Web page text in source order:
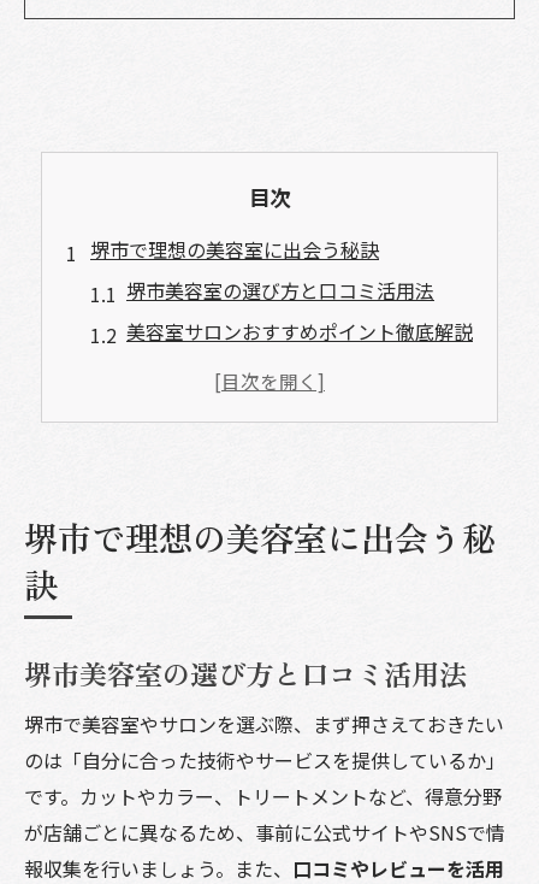
目次
堺市で理想の美容室に出会う秘訣
堺市美容室の選び方と口コミ活用法
美容室サロンおすすめポイント徹底解説
人気美容室ならではの満足体験とは
カット技術が高い美容室の見極め方
堺市メンズ美容室の技術力比較ガイド
くせ毛対応の美容室を堺市で探すコツ
くせ毛カットが得意な美容室の特徴
堺市美容室で髪質改善を目指す方法
くせ毛に強い美容室選びの注意点
堺市で理想の美容室に出会う秘
訣
堺市美容室の選び方と口コミ活用法
堺市で美容室やサロンを選ぶ際、まず押さえておきたい
のは「自分に合った技術やサービスを提供しているか」
です。カットやカラー、トリートメントなど、得意分野
が店舗ごとに異なるため、事前に公式サイトやSNSで情
報収集を行いましょう。また、 口コミやレビューを活用